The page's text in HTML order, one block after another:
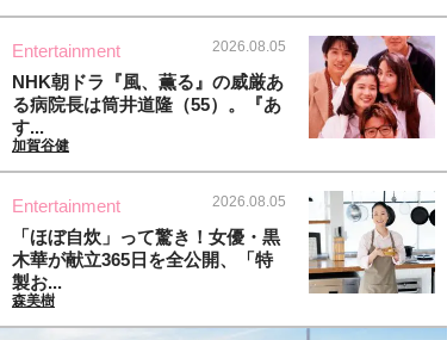
Entertainment 2026.08.05
NHK朝ドラ『風、薫る』の威厳あ
る病院長は筒井道隆（55）。『あ
す...
加賀谷健
Entertainment 2026.08.05
「ほぼ自炊」って驚き！女優・黒
木華が献立365日を全公開、「特
製お...
森美樹